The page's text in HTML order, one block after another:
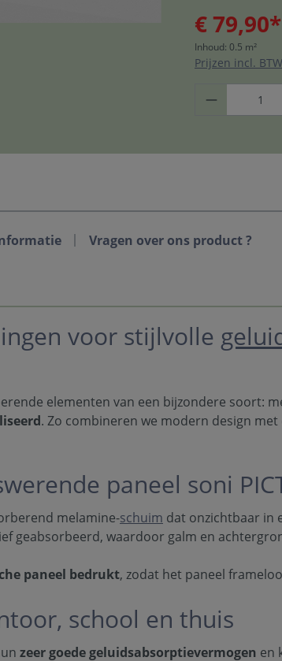
€ 79,90*
Inhoud: 0.5 m²
Prijzen incl.
Vragen over ons product ?
voor stijlvolle
elementen van een bijzondere soort:
. Zo combineren we modern design
paneel soni
melamine-schuim dat onzichtbaar in
geabsorbeerd, waardoor galm en
paneel bedrukt, zodat het paneel
school en thuis
zeer goede geluidsabsorptievermogen en